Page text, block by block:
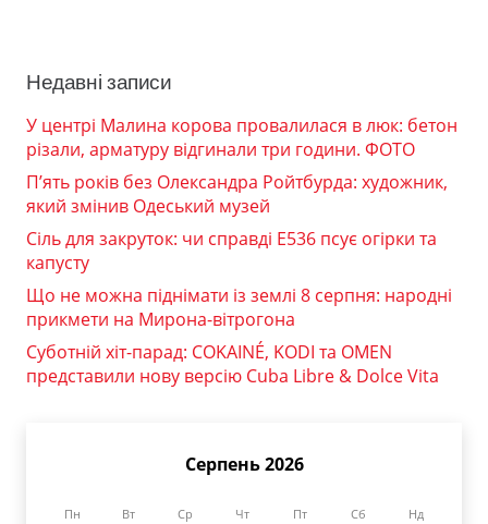
Недавні записи
У центрі Малина корова провалилася в люк: бетон
різали, арматуру відгинали три години. ФОТО
П’ять років без Олександра Ройтбурда: художник,
який змінив Одеський музей
Сіль для закруток: чи справді Е536 псує огірки та
капусту
Що не можна піднімати із землі 8 серпня: народні
прикмети на Мирона-вітрогона
Суботній хіт-парад: COKAINÉ, KODI та OMEN
представили нову версію Cuba Libre & Dolce Vita
Серпень 2026
Пн Вт Ср Чт Пт Сб Нд